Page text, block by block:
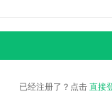
已经注册了？点击直接